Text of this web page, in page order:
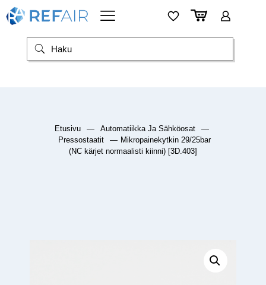
Etusivu — Automatiikka Ja Sähköosat
—
Pressostaatit
— Mikropainekytkin 29/25bar
(NC kärjet normaalisti kiinni) [3D.403]